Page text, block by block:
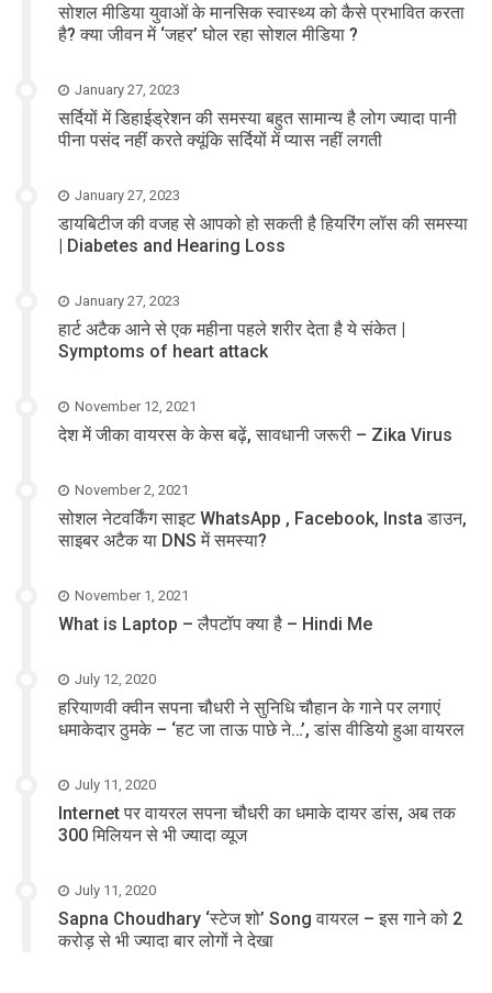
सोशल मीडिया युवाओं के मानसिक स्वास्थ्य को कैसे प्रभावित करता
है? क्या जीवन में ‘जहर’ घोल रहा सोशल मीडिया ?
January 27, 2023
सर्दियों में डिहाईड्रेशन की समस्या बहुत सामान्य है लोग ज्यादा पानी
पीना पसंद नहीं करते क्यूंकि सर्दियों में प्यास नहीं लगती
January 27, 2023
डायबिटीज की वजह से आपको हो सकती है हियरिंग लॉस की समस्या
| Diabetes and Hearing Loss
January 27, 2023
हार्ट अटैक आने से एक महीना पहले शरीर देता है ये संकेत |
Symptoms of heart attack
November 12, 2021
देश में जीका वायरस के केस बढ़ें, सावधानी जरूरी – Zika Virus
November 2, 2021
सोशल नेटवर्किंग साइट WhatsApp , Facebook, Insta डाउन,
साइबर अटैक या DNS में समस्या?
November 1, 2021
What is Laptop – लैपटॉप क्या है – Hindi Me
July 12, 2020
हरियाणवी क्वीन सपना चौधरी ने सुनिधि चौहान के गाने पर लगाएं
धमाकेदार ठुमके – ‘हट जा ताऊ पाछे ने…’, डांस वीडियो हुआ वायरल
July 11, 2020
Internet पर वायरल सपना चौधरी का धमाके दायर डांस, अब तक
300 मिलियन से भी ज्यादा व्यूज
July 11, 2020
Sapna Choudhary ‘स्टेज शो’ Song वायरल – इस गाने को 2
करोड़ से भी ज्यादा बार लोगों ने देखा